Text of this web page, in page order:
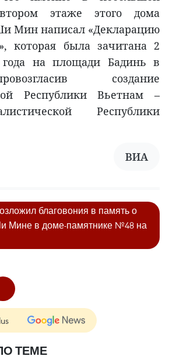
этаже этого дома
Мин написал «Декларацию
которая была зачитана 2
года на площади Бадинь в
создание
Республики Вьетнам –
Республики
ВИА
благовония в память о
Мине в доме-памятнике №48 на
ТЕМЕ